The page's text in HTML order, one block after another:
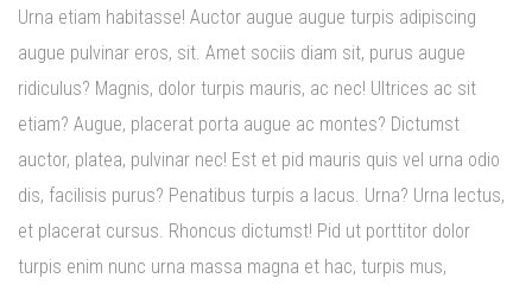
Urna etiam habitasse! Auctor augue augue turpis adipiscing
augue pulvinar eros, sit. Amet sociis diam sit, purus augue
ridiculus? Magnis, dolor turpis mauris, ac nec! Ultrices ac sit
etiam? Augue, placerat porta augue ac montes? Dictumst
auctor, platea, pulvinar nec! Est et pid mauris quis vel urna odio
dis, facilisis purus? Penatibus turpis a lacus. Urna? Urna lectus,
et placerat cursus. Rhoncus dictumst! Pid ut porttitor dolor
turpis enim nunc urna massa magna et hac, turpis mus,